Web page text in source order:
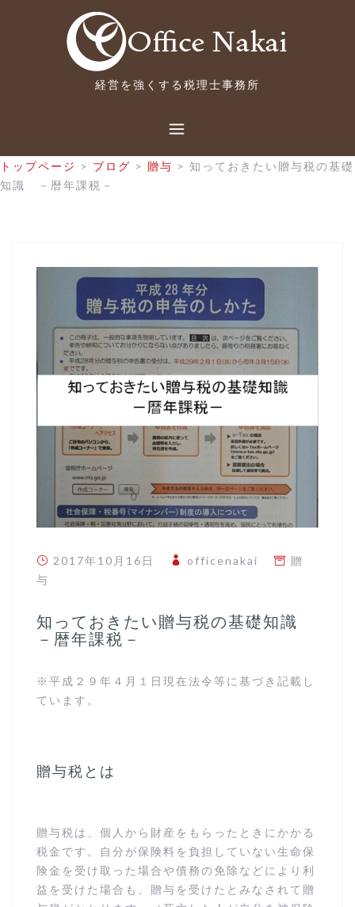
ッ
プ
経営を強くする税理士事務所
トップページ > ブログ > 贈与 > 知っておきたい贈与税の基礎
知識 －暦年課税－
2017年10月16日 officenakai
贈
与
知っておきたい贈与税の基礎知識
－暦年課税－
※平成２９年４月１日現在法令等に基づき記載し
ています。
贈与税とは
贈与税は、個人から財産をもらったときにかかる
税金です。自分が保険料を負担していない生命保
険金を受け取った場合や債務の免除などにより利
益を受けた場合も、贈与を受けたとみなされて贈